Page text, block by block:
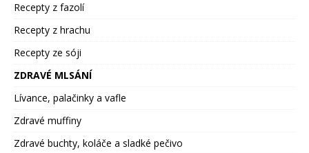
Recepty z fazolí
Recepty z hrachu
Recepty ze sóji
ZDRAVÉ MLSÁNÍ
Lívance, palačinky a vafle
Zdravé muffiny
Zdravé buchty, koláče a sladké pečivo